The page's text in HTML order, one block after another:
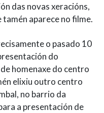
das novas xeracións,
aparece no filme.
o pasado 10
do
homenaxe do centro
elixiu outro centro
no barrio da
a presentación de